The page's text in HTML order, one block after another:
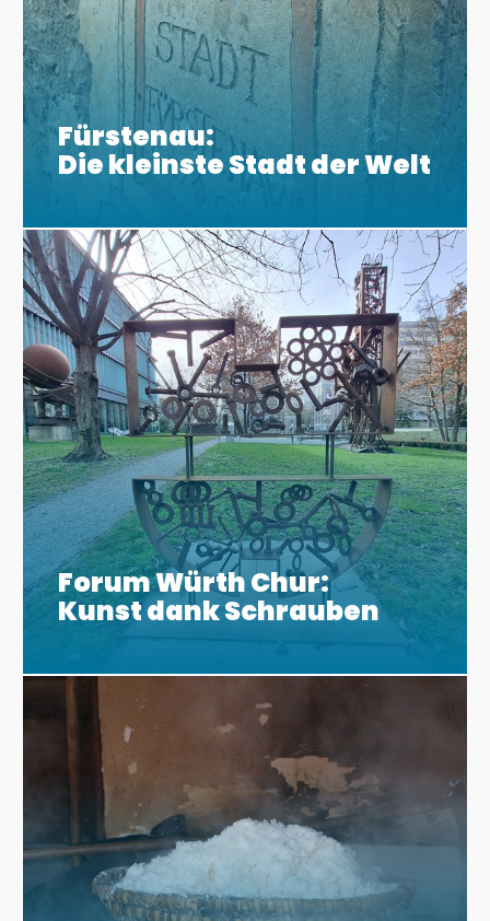
Fürstenau:
Die kleinste Stadt der Welt
Forum Würth Chur:
Kunst dank Schrauben